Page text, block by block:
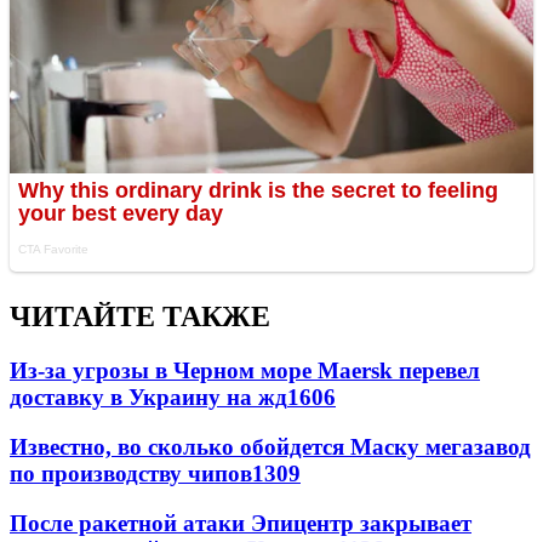
ЧИТАЙТЕ ТАКЖЕ
Из-за угрозы в Черном море Maersk перевел
доставку в Украину на жд1606
Известно, во сколько обойдется Маску мегазавод
по производству чипов1309
После ракетной атаки Эпицентр закрывает